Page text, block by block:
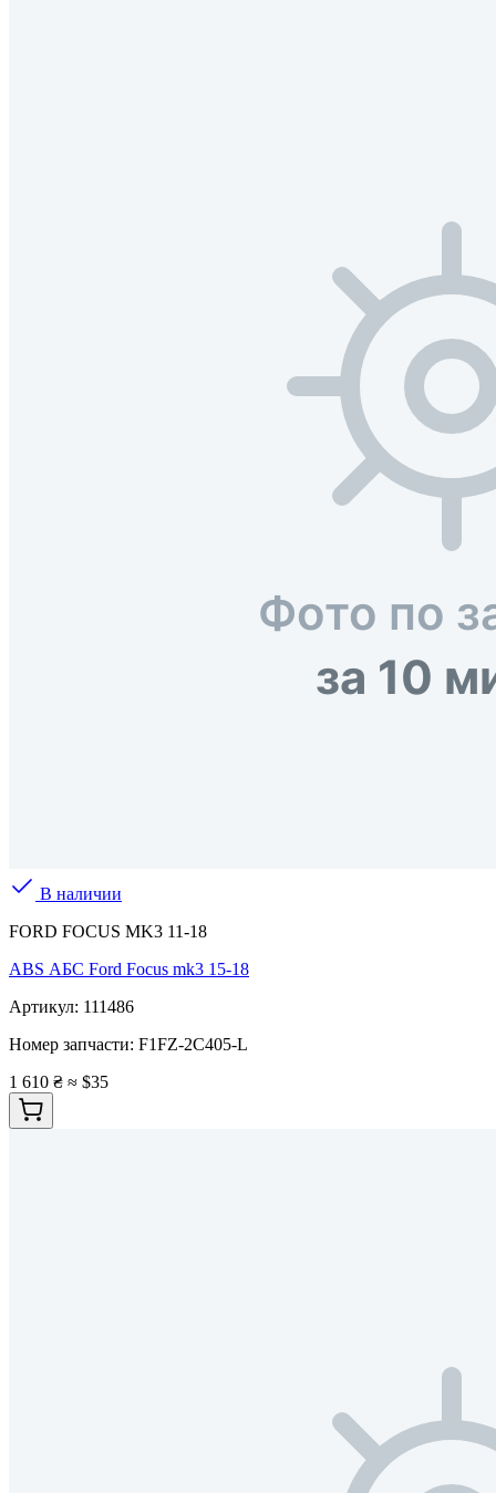
В наличии
FORD FOCUS MK3 11-18
ABS АБС Ford Focus mk3 15-18
Артикул: 111486
Номер запчасти: F1FZ-2C405-L
1 610 ₴ ≈ $35